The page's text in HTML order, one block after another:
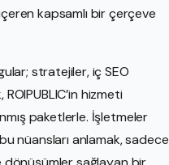
kapsamlı bir çerçeve
stratejiler, iç SEO
hizmeti
paketlerle. İşletmeler
nüansları anlamak, sadece